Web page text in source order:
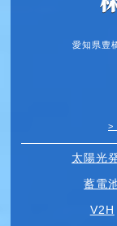
愛知県豊
>
太陽光
蓄電
V2H